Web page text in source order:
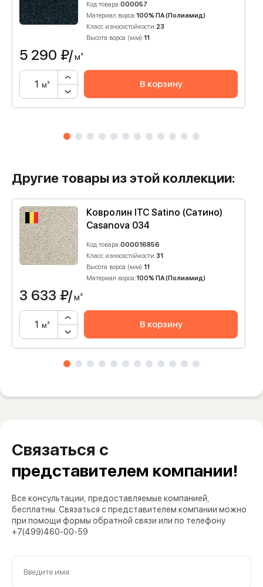
Код товара:000057
Материал ворса:100% ПА (Полиамид)
Класс износостойкости:23
Высота ворса (мм):11
5 290 ₽/м²
м² В корзину
Другие товары из этой коллекции:
Ковролин ITC Satino (Сатино)
Casanova 034
Код товара:000016856
Класс износостойкости:31
Высота ворса (мм):11
Материал ворса:100% ПА (Полиамид)
3 633 ₽/м²
м² В корзину
Связаться с
представителем компании!
Все консультации, предоставляемые компанией,
бесплатны. Связаться с представителем компании можно
при помощи формы обратной связи или по телефону
+7(499)460-00-59
Введите имя